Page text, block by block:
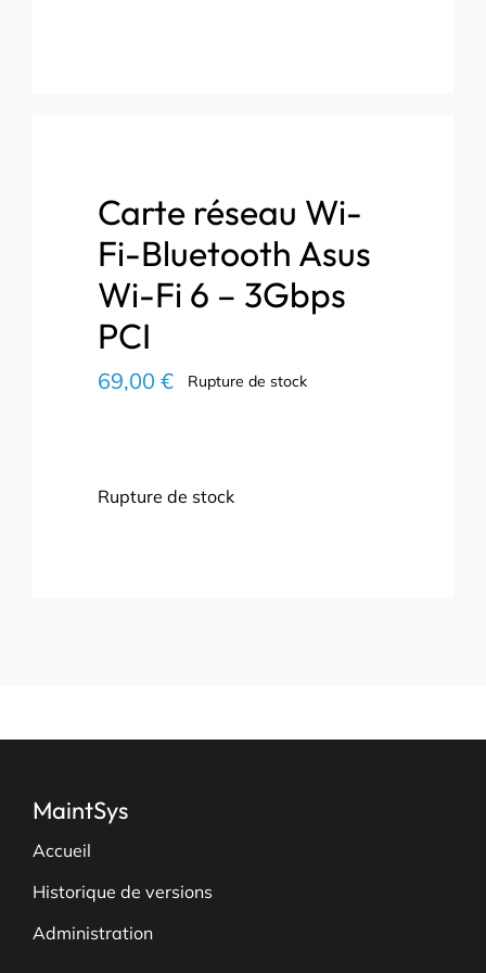
Carte réseau Wi-
Fi-Bluetooth Asus
Wi-Fi 6 – 3Gbps
PCI
69,00 € Rupture de stock
Rupture de stock
MaintSys
Accueil
Historique de versions
Administration